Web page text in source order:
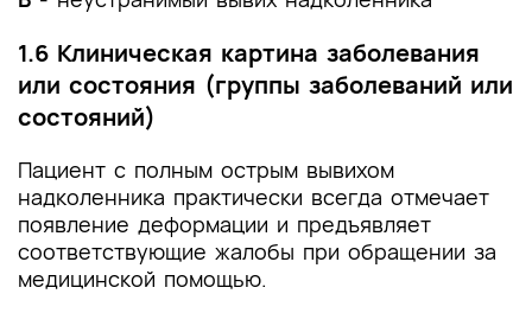
1.6 Клиническая картина заболевания
или состояния (группы заболеваний или
состояний)
Пациент с полным острым вывихом
надколенника практически всегда отмечает
появление деформации и предъявляет
соответствующие жалобы при обращении за
медицинской помощью.